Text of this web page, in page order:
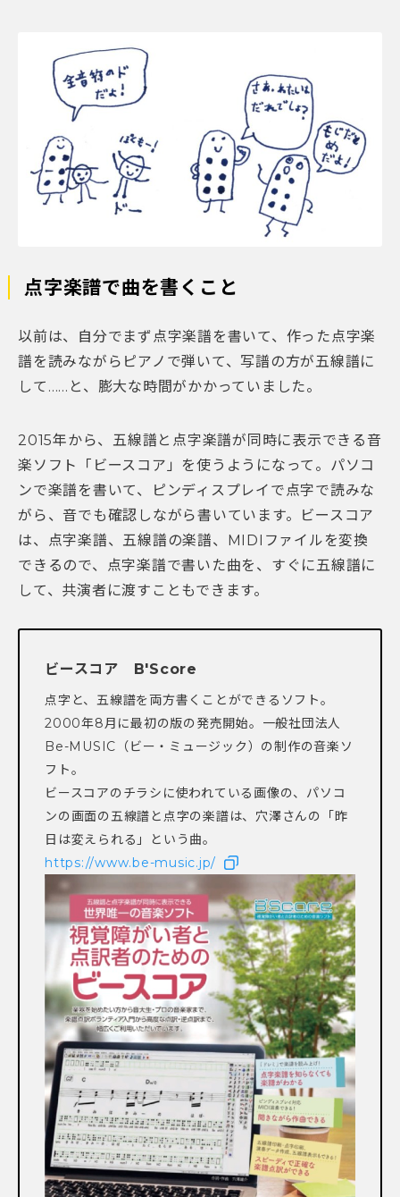
点字楽譜で曲を書くこと
以前は、自分でまず点字楽譜を書いて、作った点字楽
譜を読みながらピアノで弾いて、写譜の方が五線譜に
して……と、膨大な時間がかかっていました。
2015年から、五線譜と点字楽譜が同時に表示できる音
楽ソフト「ビースコア」を使うようになって。パソコ
ンで楽譜を書いて、ピンディスプレイで点字で読みな
がら、音でも確認しながら書いています。ビースコア
は、点字楽譜、五線譜の楽譜、MIDIファイルを変換
できるので、点字楽譜で書いた曲を、すぐに五線譜に
して、共演者に渡すこともできます。
ビースコア B'Score
点字と、五線譜を両方書くことができるソフト。
2000年8月に最初の版の発売開始。一般社団法人
Be-MUSIC（ビー・ミュージック）の制作の音楽ソ
フト。
ビースコアのチラシに使われている画像の、パソコ
ンの画面の五線譜と点字の楽譜は、穴澤さんの「昨
日は変えられる」という曲。
https://www.be-music.jp/